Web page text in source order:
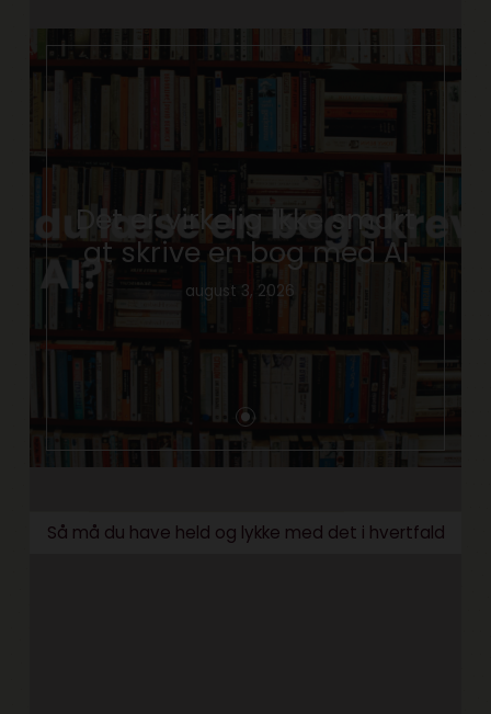
Det er virkelig ikke smart
at skrive en bog med AI
august 3, 2026
Så må du have held og lykke med det i hvertfald